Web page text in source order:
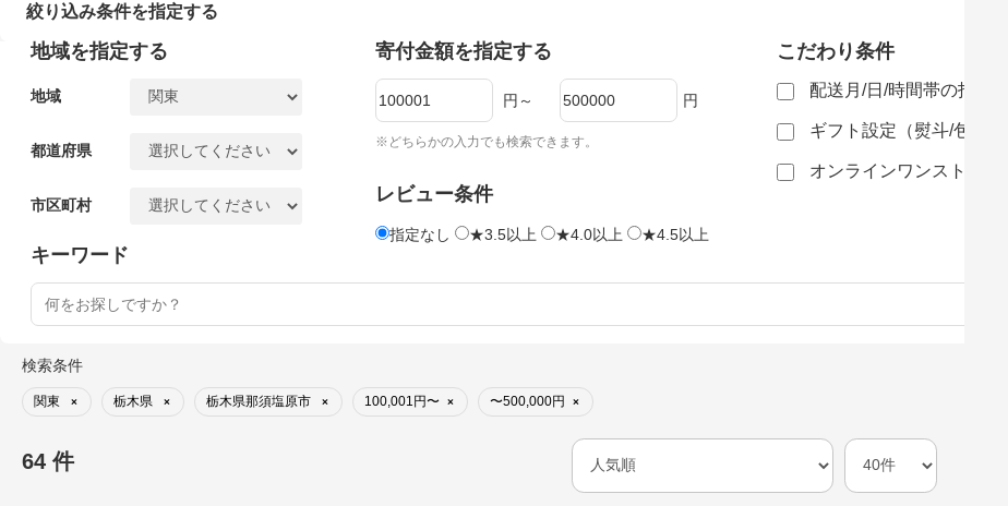
絞り込み条件を指定する
地域を指定する
地域
都道府県
市区町村
寄付金額を指定する
円～ 円
※どちらかの入力でも検索できます。
レビュー条件
指定なし ★3.5以上 ★4.0以上 ★4.5以上
こだわり条件
配送月/日/時間帯の指定
ギフト設定（熨斗/包装
オンラインワンストップ
キーワード
検索条件
関東 × 栃木県 × 栃木県那須塩原市 × 100,001円〜 × 〜500,000円 ×
64 件